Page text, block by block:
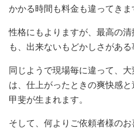
かかる時間も料金も違ってきま
性格にもよりますが、最高の
も、出来ないもどかしさがある
同じようで現場毎に違って、
は、仕上がったときの爽快感
甲斐が生まれます。
そして、何よりご依頼者様の